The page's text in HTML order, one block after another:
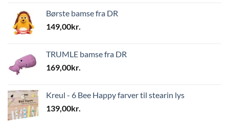
Børste bamse fra DR
149,00kr.
TRUMLE bamse fra DR
169,00kr.
Kreul - 6 Bee Happy farver til stearin lys
139,00kr.